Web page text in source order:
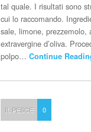
tal quale. I risultati sono
cui lo raccomando.
sale, limone, prezzemolo,
extravergine d’oliva.
polpo…Continue
IL PESCE 0